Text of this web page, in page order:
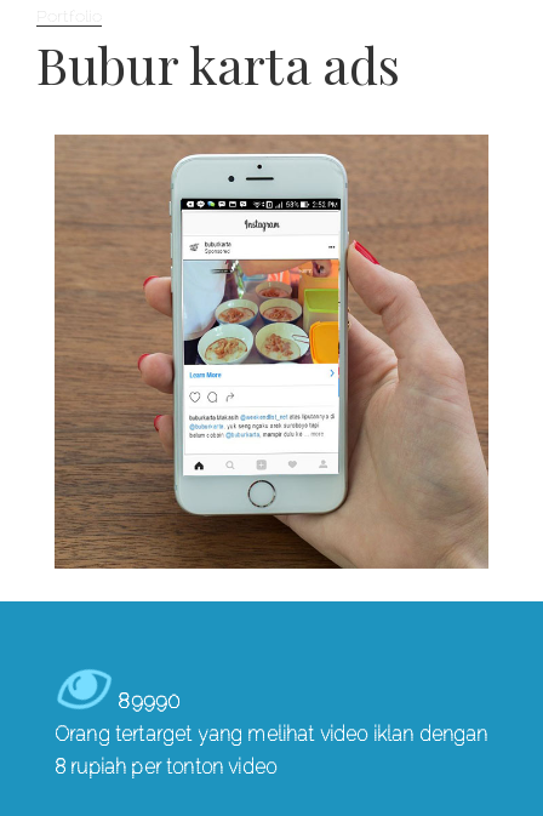
Bubur karta ads
89990
Orang tertarget yang melihat video iklan dengan
8 rupiah per tonton video